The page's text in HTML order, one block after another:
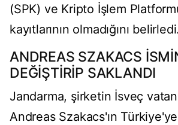
(SPK) ve Kripto İşlem
kayıtlarının olmadığını belirledi.
ANDREAS SZAKACS
DEĞİŞTİRİP SAKLANDI
Jandarma, şirketin İsveç
Andreas Szakacs'ın